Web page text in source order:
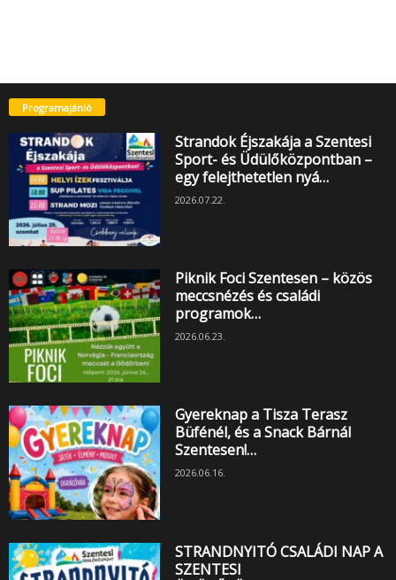
Programajánló
Strandok Éjszakája a Szentesi
Sport- és Üdülőközpontban –
egy felejthetetlen nyá…
2026.07.22.
Piknik Foci Szentesen – közös
meccsnézés és családi
programok…
2026.06.23.
Gyereknap a Tisza Terasz
Büfénél, és a Snack Bárnál
Szentesen!…
2026.06.16.
STRANDNYITÓ CSALÁDI NAP A
SZENTESI